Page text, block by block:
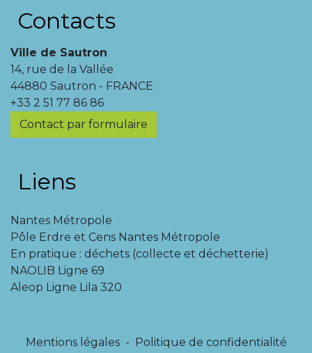
Contacts
Ville de Sautron
14, rue de la Vallée
44880 Sautron - FRANCE
+33 2 51 77 86 86
Contact par formulaire
Liens
Nantes Métropole
Pôle Erdre et Cens Nantes Métropole
En pratique : déchets (collecte et déchetterie)
NAOLIB Ligne 69
Aleop Ligne Lila 320
Mentions légales -
Politique de confidentialité